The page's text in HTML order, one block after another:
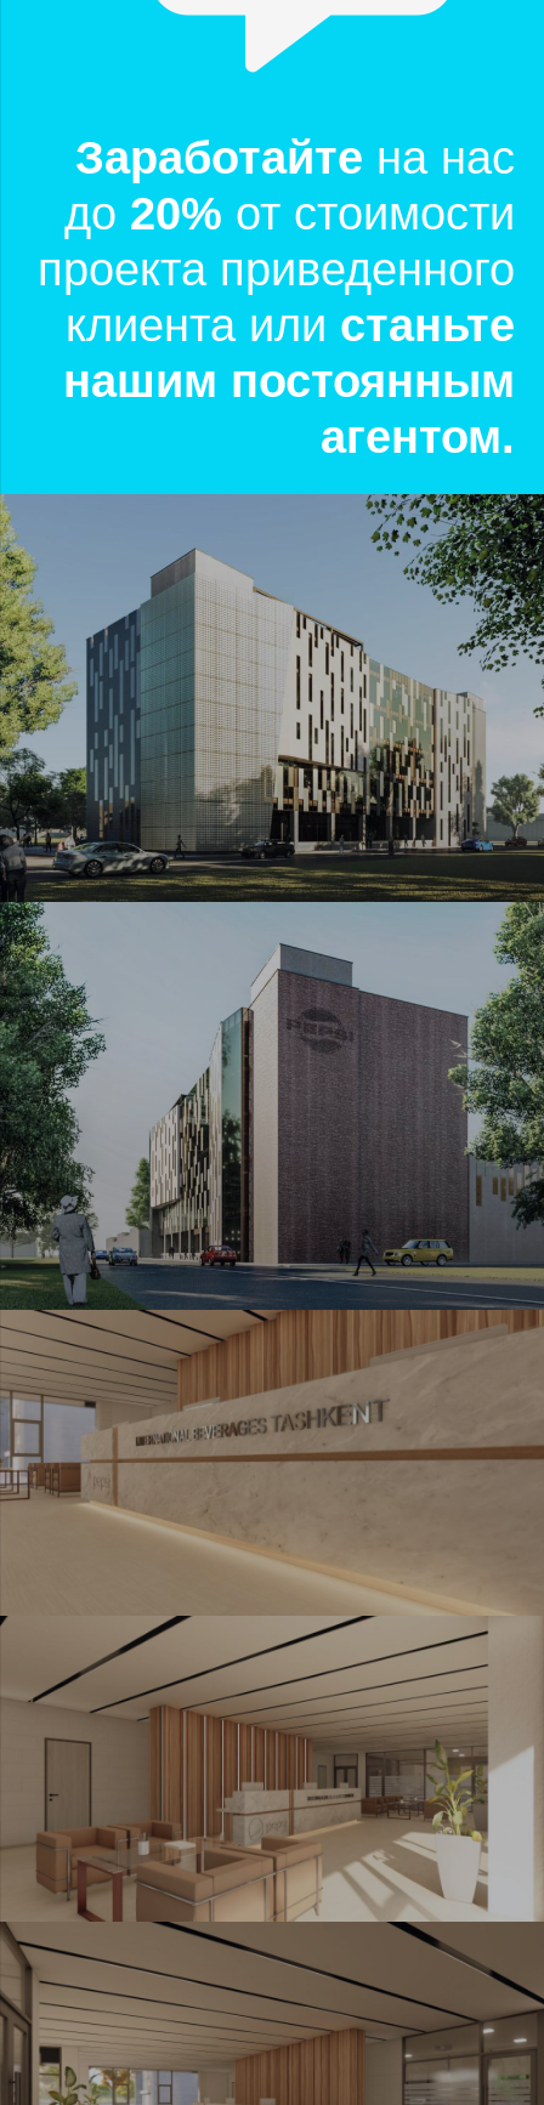
Заработайте на нас
до 20% от стоимости
проекта приведенного
клиента или станьте
нашим постоянным
агентом.